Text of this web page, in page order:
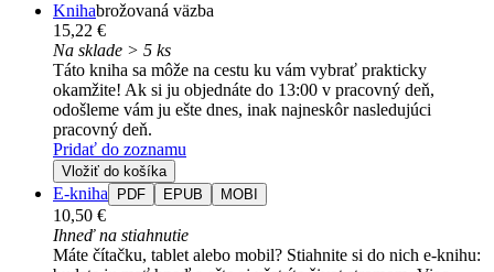
Knihabrožovaná väzba
15,22 €
Na sklade > 5 ks
Táto kniha sa môže na cestu ku vám vybrať prakticky
okamžite! Ak si ju objednáte do 13:00 v pracovný deň,
odošleme vám ju ešte dnes, inak najneskôr nasledujúci
pracovný deň.
Pridať do zoznamu
Vložiť do košíka
E-kniha PDF EPUB MOBI
10,50 €
Ihneď na stiahnutie
Máte čítačku, tablet alebo mobil? Stiahnite si do nich e-knihu: